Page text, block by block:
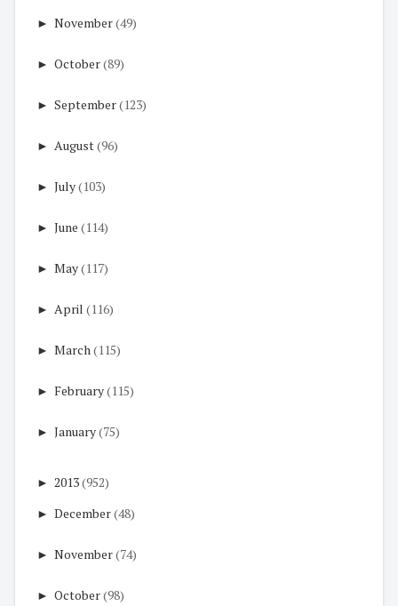
► November(49)
► October(89)
► September(123)
► August(96)
► July(103)
► June (114)
► May(117)
► April (116)
► March(115)
► February(115)
► January(75)
► 2013(952)
► December(48)
► November(74)
► October(98)